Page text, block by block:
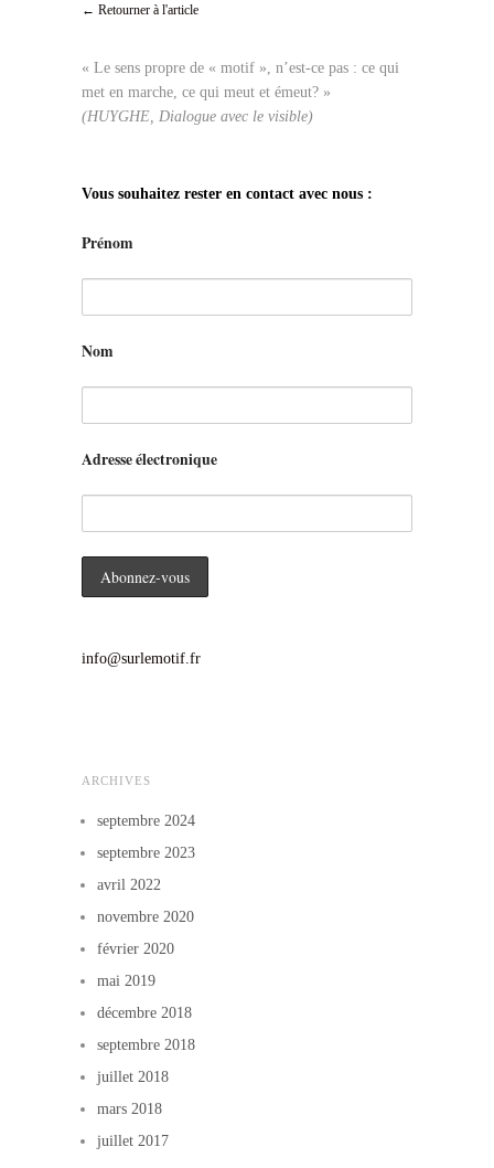
← Retourner à l'article
« Le sens propre de « motif », n’est-ce pas : ce qui
met en marche, ce qui meut et émeut? »
(HUYGHE, Dialogue avec le visible)
Vous souhaitez rester en contact avec nous :
Prénom
Nom
Adresse électronique
info@surlemotif.fr
ARCHIVES
septembre 2024
septembre 2023
avril 2022
novembre 2020
février 2020
mai 2019
décembre 2018
septembre 2018
juillet 2018
mars 2018
juillet 2017